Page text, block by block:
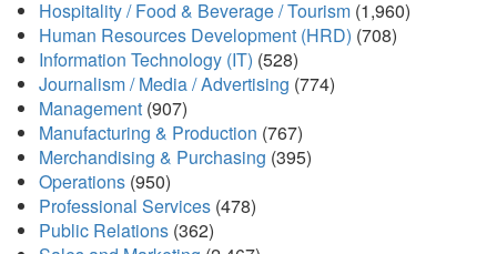
Hospitality / Food & Beverage / Tourism (1,960)
Human Resources Development (HRD) (708)
Information Technology (IT) (528)
Journalism / Media / Advertising (774)
Management (907)
Manufacturing & Production (767)
Merchandising & Purchasing (395)
Operations (950)
Professional Services (478)
Public Relations (362)